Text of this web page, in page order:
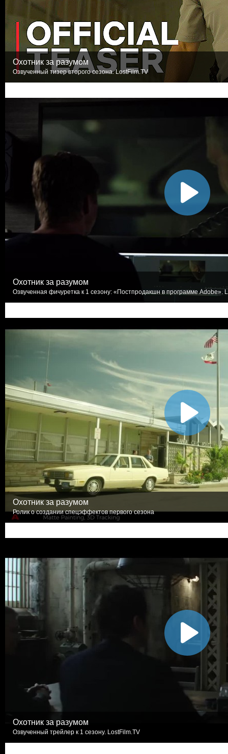
Охотник за разумом
Озвученный тизер второго сезона. LostFilm.TV
Охотник за разумом
Озвученная фичуретка к 1 сезону: «Постпродакшн в программе Adobe».
Охотник за разумом
Ролик о создании спецэффектов первого сезона
Охотник за разумом
Озвученный трейлер к 1 сезону. LostFilm.TV